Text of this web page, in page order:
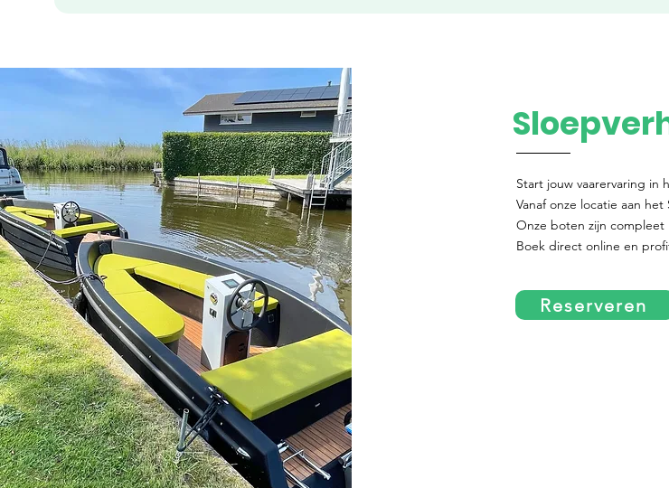
Start jouw vaarervaring in
Vanaf onze locatie aan
Onze boten zijn
Boek direct online en
Reserveren